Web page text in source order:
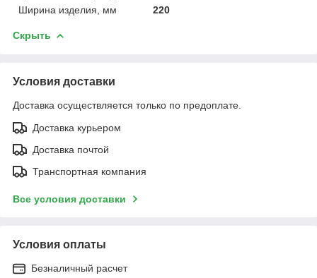
Ширина изделия, мм
220
Скрыть
Условия доставки
Доставка осуществляется только по предоплате.
Доставка курьером
Доставка почтой
Транспортная компания
Все условия доставки
Условия оплаты
Безналичный расчет